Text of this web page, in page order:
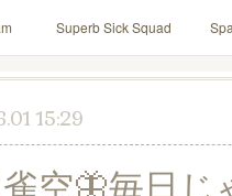
Superb Sick Squad
up fam contact 「
AILE! シャウト！
15:29
空🦋毎日じ